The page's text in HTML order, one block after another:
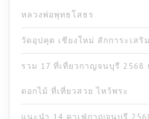
หลวงพ่อพุทธโสธร
วัดอุปคุต เชียงใหม่ สักการะเสริ
รวม 17 ที่เที่ยวกาญจนบุรี
ดอกไม้ ที่เที่ยวสวย ไหว้พระ
แนะนำ 14 คาเฟ่กาญจนบุรี